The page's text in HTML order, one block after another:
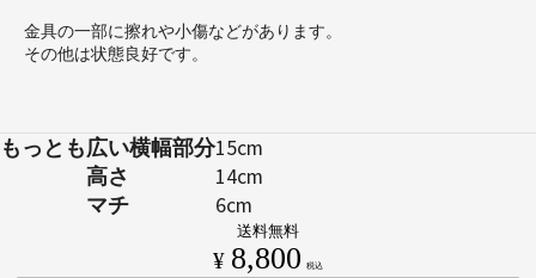
金具の一部に擦れや小傷などがあります。
その他は状態良好です。
もっとも広い横幅部分15cm
高さ
14cm
マチ
6cm
送料無料
¥ 8,800 税込